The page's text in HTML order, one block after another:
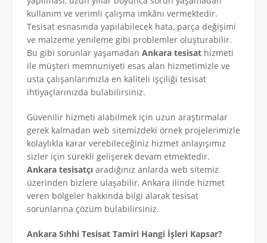
kullanım ve verimli çalışma imkânı vermektedir.
Tesisat esnasında yapılabilecek hata, parça değişimi
ve malzeme yenileme gibi problemler oluşturabilir.
Bu gibi sorunlar yaşamadan Ankara tesisat hizmeti
ile müşteri memnuniyeti esas alan hizmetimizle ve
usta çalışanlarımızla en kaliteli işçiliği tesisat
ihtiyaçlarınızda bulabilirsiniz.
Güvenilir hizmeti alabilmek için uzun araştırmalar
gerek kalmadan web sitemizdeki örnek projelerimizle
kolaylıkla karar verebileceğiniz hizmet anlayışımız
sizler için sürekli gelişerek devam etmektedir.
Ankara tesisatçı aradığınız anlarda web sitemiz
üzerinden bizlere ulaşabilir, Ankara ilinde hizmet
veren bölgeler hakkında bilgi alarak tesisat
sorunlarına çözüm bulabilirsiniz.
Ankara Sıhhi Tesisat Tamiri Hangi İşleri Kapsar?